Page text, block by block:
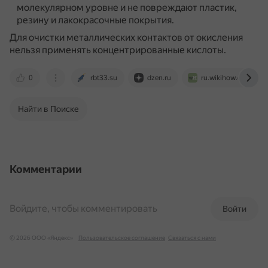
молекулярном уровне и не повреждают пластик,
резину и лакокрасочные покрытия.
Для очистки металлических контактов от окисления
нельзя применять концентрированные кислоты.
0 rbt33.su dzen.ru ru.wikihow.com
Найти в Поиске
Комментарии
Войти
Войдите, чтобы комментировать
© 2026 ООО «Яндекс» Пользовательское соглашение Связаться с нами